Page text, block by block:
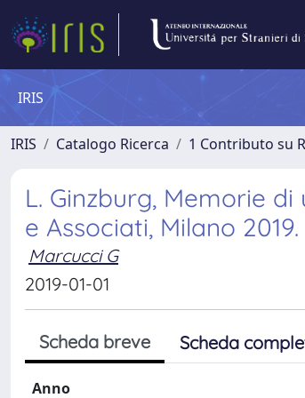
IRIS
IRIS Catalogo Ricerca 1 Contributo su
L. Ginzburg, Memorie
e Associati, Milano 2019.
Marcucci G
2019-01-01
Scheda breve Scheda
Anno